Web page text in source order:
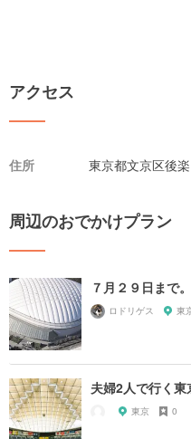
アクセス
住所 東京都文京区後
周辺のおでかけプラン
７月２９日まで
ロドリゲス 東
夫婦2人で行く
東京 0